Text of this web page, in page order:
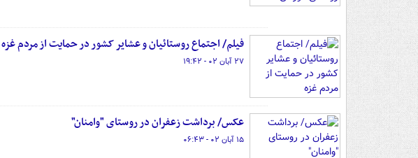
فیلم/ اجتماع روستائیان و عشایر کشور در حمایت از مردم غزه
۲۷ آبان ۰۲ - ۱۹:۴۲
عکس/ برداشت زعفران در روستای "وامنان"
۱۵ آبان ۰۲ - ۰۶:۴۳